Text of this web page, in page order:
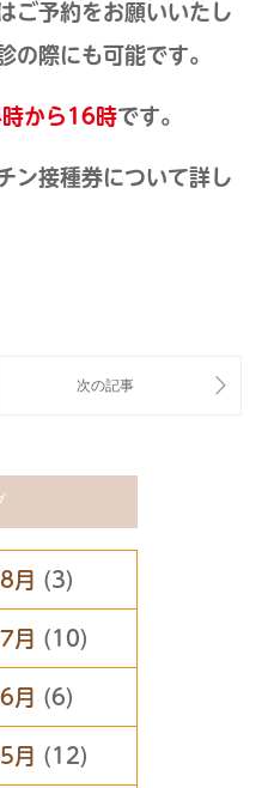
ご予約をお願いいたし
の際にも可能です。
から16時です。
ン接種券について詳し
月 (3)
月 (10)
月 (6)
月 (12)